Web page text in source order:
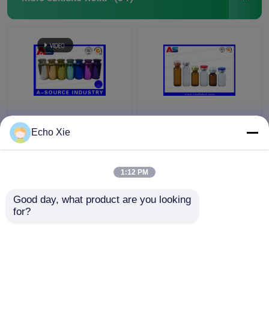
Kolorowe małe szklane
Butelki Butelki
Tłoczone, 10ml
Skontaktuj się z
Mała szklana fiolka do
przechowywania olejów
10 ml
Skontaktuj się z
Echo Xie
1:12 PM
Good day, what product are you looking
for?